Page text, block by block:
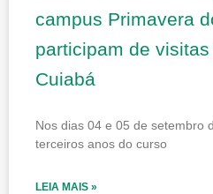
campus Primavera
participam de
Cuiabá
Nos dias 04 e 05 de setembro
terceiros anos do curso
LEIA MAIS »